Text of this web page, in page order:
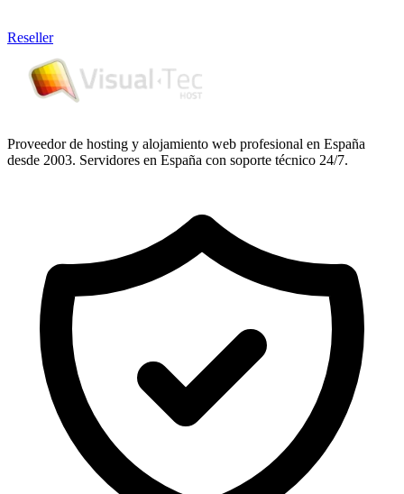
Reseller
Proveedor de hosting y alojamiento web profesional en España
desde 2003. Servidores en España con soporte técnico 24/7.